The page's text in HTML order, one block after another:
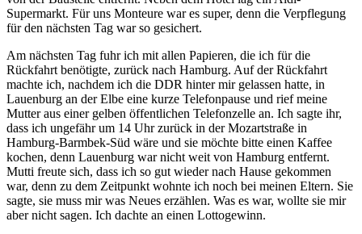
Supermarkt. Für uns Monteure war es super, denn die Verpflegung
für den nächsten Tag war so gesichert.
Am nächsten Tag fuhr ich mit allen Papieren, die ich für die
Rückfahrt benötigte, zurück nach Hamburg. Auf der Rückfahrt
machte ich, nachdem ich die DDR hinter mir gelassen hatte, in
Lauenburg an der Elbe eine kurze Telefonpause und rief meine
Mutter aus einer gelben öffentlichen Telefonzelle an. Ich sagte ihr,
dass ich ungefähr um 14 Uhr zurück in der Mozartstraße in
Hamburg-Barmbek-Süd wäre und sie möchte bitte einen Kaffee
kochen, denn Lauenburg war nicht weit von Hamburg entfernt.
Mutti freute sich, dass ich so gut wieder nach Hause gekommen
war, denn zu dem Zeitpunkt wohnte ich noch bei meinen Eltern. Sie
sagte, sie muss mir was Neues erzählen. Was es war, wollte sie mir
aber nicht sagen. Ich dachte an einen Lottogewinn.